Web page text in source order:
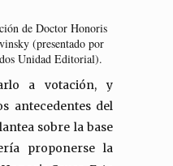
de Doctor Honoris
(presentado por
Unidad Editorial).
a votación, y
antecedentes del
sobre la base
proponerse la